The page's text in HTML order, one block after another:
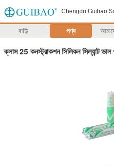
Chengdu Guibao
বাড়ি পণ্য
ক্লাস 25 কনস্ট্রাকশন সিলিকন সিল্যান্ট ভাল